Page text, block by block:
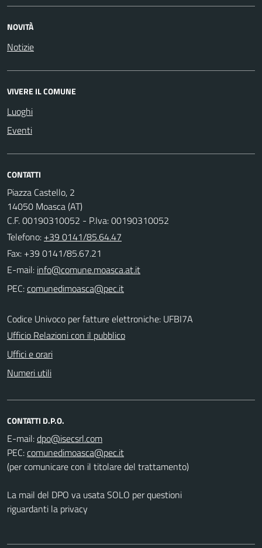
NOVITÀ
Notizie
VIVERE IL COMUNE
Luoghi
Eventi
CONTATTI
Piazza Castello, 2
14050 Moasca (AT)
C.F. 00190310052 - P.Iva: 00190310052
Telefono: +39 0141/85.64.47
Fax: +39 0141/85.67.21
E-mail:
PEC:
Codice Univoco per fatture elettroniche: UFBI7A
Ufficio Relazioni con il pubblico
Uffici e orari
Numeri utili
CONTATTI D.P.O.
E-mail:
PEC:
(per comunicare con il titolare del trattamento)
La mail del DPO va usata SOLO per questioni
riguardanti la privacy